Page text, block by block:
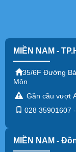
MIỀN NAM -
35/6F Đường
Môn
Gần cầu vượt
028 35901607
MIỀN NAM -